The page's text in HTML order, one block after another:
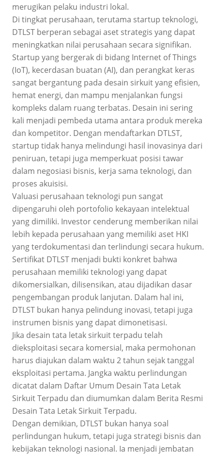
merugikan pelaku industri lokal.
Di tingkat perusahaan, terutama startup teknologi,
DTLST berperan sebagai aset strategis yang dapat
meningkatkan nilai perusahaan secara signifikan.
Startup yang bergerak di bidang Internet of Things
(IoT), kecerdasan buatan (AI), dan perangkat keras
sangat bergantung pada desain sirkuit yang efisien,
hemat energi, dan mampu menjalankan fungsi
kompleks dalam ruang terbatas. Desain ini sering
kali menjadi pembeda utama antara produk mereka
dan kompetitor. Dengan mendaftarkan DTLST,
startup tidak hanya melindungi hasil inovasinya dari
peniruan, tetapi juga memperkuat posisi tawar
dalam negosiasi bisnis, kerja sama teknologi, dan
proses akuisisi.
Valuasi perusahaan teknologi pun sangat
dipengaruhi oleh portofolio kekayaan intelektual
yang dimiliki. Investor cenderung memberikan nilai
lebih kepada perusahaan yang memiliki aset HKI
yang terdokumentasi dan terlindungi secara hukum.
Sertifikat DTLST menjadi bukti konkret bahwa
perusahaan memiliki teknologi yang dapat
dikomersialkan, dilisensikan, atau dijadikan dasar
pengembangan produk lanjutan. Dalam hal ini,
DTLST bukan hanya pelindung inovasi, tetapi juga
instrumen bisnis yang dapat dimonetisasi.
Jika desain tata letak sirkuit terpadu telah
dieksploitasi secara komersial, maka permohonan
harus diajukan dalam waktu 2 tahun sejak tanggal
eksploitasi pertama. Jangka waktu perlindungan
dicatat dalam Daftar Umum Desain Tata Letak
Sirkuit Terpadu dan diumumkan dalam Berita Resmi
Desain Tata Letak Sirkuit Terpadu.
Dengan demikian, DTLST bukan hanya soal
perlindungan hukum, tetapi juga strategi bisnis dan
kebijakan teknologi nasional. Ia menjadi jembatan